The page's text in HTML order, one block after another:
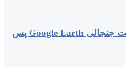
غیر فعال شد: قابلیت جنجالی Google Earth پس